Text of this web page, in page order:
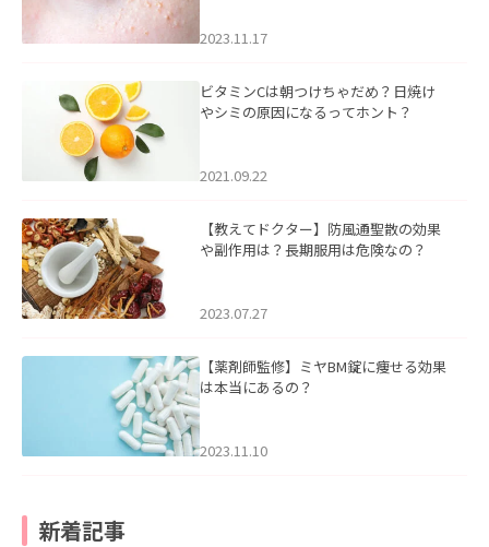
2023.11.17
ビタミンCは朝つけちゃだめ？日焼け
やシミの原因になるってホント？
2021.09.22
【教えてドクター】防風通聖散の効果
や副作用は？長期服用は危険なの？
2023.07.27
【薬剤師監修】ミヤBM錠に痩せる効果
は本当にあるの？
2023.11.10
新着記事